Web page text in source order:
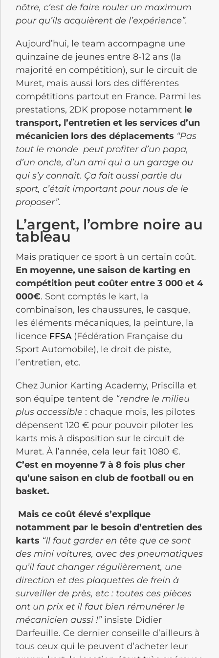
nôtre, c’est de faire rouler un maximum
pour qu’ils acquièrent de l’expérience”.
Aujourd’hui, le team accompagne une
quinzaine de jeunes entre 8-12 ans (la
majorité en compétition), sur le circuit de
Muret, mais aussi lors des différentes
compétitions partout en France. Parmi les
prestations, 2DK propose notamment le
transport, l’entretien et les services d’un
mécanicien lors des déplacements “Pas
tout le monde peut profiter d’un papa,
d’un oncle, d’un ami qui a un garage ou
qui s’y connaît. Ça fait aussi partie du
sport, c’était important pour nous de le
proposer”.
L’argent, l’ombre noire au
tableau
Mais pratiquer ce sport à un certain coût.
En moyenne, une saison de karting en
compétition peut coûter entre 3 000 et 4
000€. Sont comptés le kart, la
combinaison, les chaussures, le casque,
les éléments mécaniques, la peinture, la
licence FFSA (Fédération Française du
Sport Automobile), le droit de piste,
l’entretien, etc.
Chez Junior Karting Academy, Priscilla et
son équipe tentent de “rendre le milieu
plus accessible : chaque mois, les pilotes
dépensent 120 € pour pouvoir piloter les
karts mis à disposition sur le circuit de
Muret. À l’année, cela leur fait 1080 €.
C’est en moyenne 7 à 8 fois plus cher
qu’une saison en club de football ou en
basket.
Mais ce coût élevé s’explique
notamment par le besoin d’entretien des
karts “Il faut garder en tête que ce sont
des mini voitures, avec des pneumatiques
qu’il faut changer régulièrement, une
direction et des plaquettes de frein à
surveiller de près, etc : toutes ces pièces
ont un prix et il faut bien rémunérer le
mécanicien aussi !”insiste Didier
Darfeuille. Ce dernier conseille d’ailleurs à
tous ceux qui le peuvent d’acheter leur